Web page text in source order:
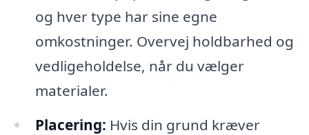
og hver type har sine egne
omkostninger. Overvej holdbarhed og
vedligeholdelse, når du vælger
materialer.
Placering: Hvis din grund kræver